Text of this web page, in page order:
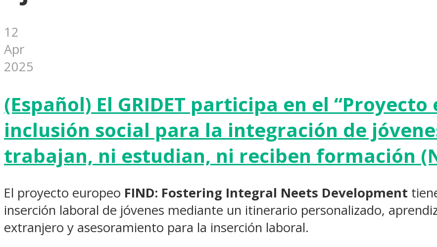
12
Apr
2025
(Español) El GRIDET participa en el
inclusión social para la integración de
trabajan, ni estudian, ni reciben formación
El proyecto europeo FIND: Fostering Integral Neets Development
inserción laboral de jóvenes mediante un itinerario personalizado,
extranjero y asesoramiento para la inserción laboral.